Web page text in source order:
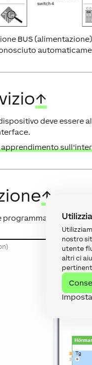
nostro
utente
altri ci
BUS
↑
deve essere
↑
programmato e